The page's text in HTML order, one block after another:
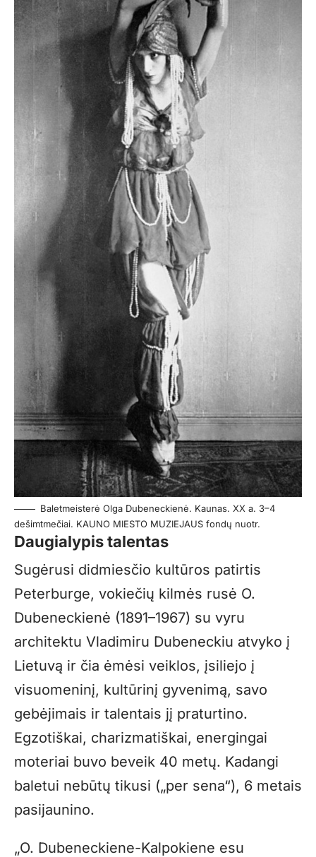
Baletmeisterė Olga Dubeneckienė. Kaunas. XX a. 3–4
dešimtmečiai. KAUNO MIESTO MUZIEJAUS fondų nuotr.
Daugialypis talentas
Sugėrusi didmiesčio kultūros patirtis
Peterburge, vokiečių kilmės rusė O.
Dubeneckienė (1891–1967) su vyru
architektu Vladimiru Dubeneckiu atvyko į
Lietuvą ir čia ėmėsi veiklos, įsiliejo į
visuomeninį, kultūrinį gyvenimą, savo
gebėjimais ir talentais jį praturtino.
Egzotiškai, charizmatiškai, energingai
moteriai buvo beveik 40 metų. Kadangi
baletui nebūtų tikusi („per sena“), 6 metais
pasijaunino.
„O. Dubeneckiene-Kalpokiene esu